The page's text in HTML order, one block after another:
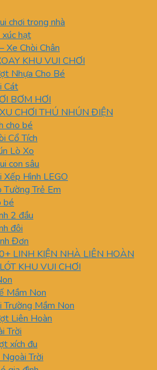
chơi trong nhà
hạt
Xe Chòi Chân
KHU VUI CHƠI
Nhựa Cho Bé
Cát
BƠM HƠI
CHƠI THÚ NHÚN ĐIỆN
cho bé
Cổ Tích
Lò Xo
con sâu
Xếp Hình LEGO
Tường Trẻ Em
bé
2 đầu
đôi
Đơn
LINH KIỆN NHÀ LIÊN HOÀN
KHU VUI CHƠI
Mầm Non
Trường Mầm Non
Liên Hoàn
Trời
xích đu
Trời